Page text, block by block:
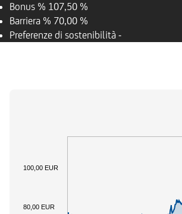
Bonus % 107,50 %
Barriera % 70,00 %
Preferenze di sostenibilità -
80,00 EUR
100,00 EUR